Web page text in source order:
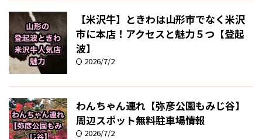
【米沢牛】ときわは山形市でなく米沢
市に本店！アクセスと魅力５つ【登起
波】
2026/7/2
わんちゃん連れ【弥彦公園もみじ谷】
周辺スポット無料駐車場情報
2026/7/2